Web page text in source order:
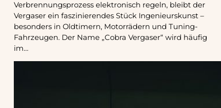
Verbrennungsprozess elektronisch regeln, bleibt der
Vergaser ein faszinierendes Stück Ingenieurskunst –
besonders in Oldtimern, Motorrädern und Tuning-
Fahrzeugen. Der Name „Cobra Vergaser“ wird häufig
im…